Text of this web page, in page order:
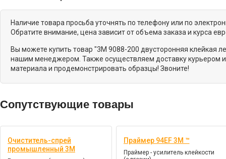
Наличие товара просьба уточнять по телефону или по
Обратите внимание, цена зависит от объема заказа и курса
Вы можете купить товар "3M 9088-200 двусторонняя клейкая
нашим менеджером. Также осуществляем доставку курьером
материала и продемонстрировать образцы! Звоните!
Сопутствующие товары
Очиститель-спрей
промышленный 3M
Праймер 94EF 3М ™
Праймер - усилитель клейкости